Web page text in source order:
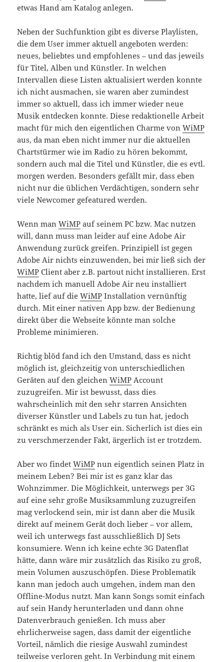
etwas Hand am Katalog anlegen.
Neben der Suchfunktion gibt es diverse Playlisten,
die dem User immer aktuell angeboten werden:
neues, beliebtes und empfohlenes – und das jeweils
für Titel, Alben und Künstler. In welchen
Intervallen diese Listen aktualisiert werden konnte
ich nicht ausmachen, sie waren aber zumindest
immer so aktuell, dass ich immer wieder neue
Musik entdecken konnte. Diese redaktionelle Arbeit
macht für mich den eigentlichen Charme vonWiMP
aus, da man eben nicht immer nur die aktuellen
Chartstürmer wie im Radio zu hören bekommt,
sondern auch mal die Titel und Künstler, die es evtl.
morgen werden. Besonders gefällt mir, dass eben
nicht nur die üblichen Verdächtigen, sondern sehr
viele Newcomer gefeatured werden.
Wenn manWiMP auf seinem PC bzw. Mac nutzen
will, dann muss man leider auf eine Adobe Air
Anwendung zurück greifen. Prinzipiell ist gegen
Adobe Air nichts einzuwenden, bei mir ließ sich der
WiMP Client aber z.B. partout nicht installieren. Erst
nachdem ich manuell Adobe Air neu installiert
hatte, lief auf dieWiMP Installation vernünftig
durch. Mit einer nativen App bzw. der Bedienung
direkt über die Webseite könnte man solche
Probleme minimieren.
Richtig blöd fand ich den Umstand, dass es nicht
möglich ist, gleichzeitig von unterschiedlichen
Geräten auf den gleichenWiMP Account
zuzugreifen. Mir ist bewusst, dass dies
wahrscheinlich mit den sehr starren Ansichten
diverser Künstler und Labels zu tun hat, jedoch
schränkt es mich als User ein. Sicherlich ist dies ein
zu verschmerzender Fakt, ärgerlich ist er trotzdem.
Aber wo findetWiMP nun eigentlich seinen Platz in
meinem Leben? Bei mir ist es ganz klar das
Wohnzimmer. Die Möglichkeit, unterwegs per 3G
auf eine sehr große Musiksammlung zuzugreifen
mag verlockend sein, mir ist dann aber die Musik
direkt auf meinem Gerät doch lieber – vor allem,
weil ich unterwegs fast ausschließlich DJ Sets
konsumiere. Wenn ich keine echte 3G Datenflat
hätte, dann wäre mir zusätzlich das Risiko zu groß,
mein Volumen auszuschöpfen. Diese Problematik
kann man jedoch auch umgehen, indem man den
Offline-Modus nutzt. Man kann Songs somit einfach
auf sein Handy herunterladen und dann ohne
Datenverbrauch genießen. Ich muss aber
ehrlicherweise sagen, dass damit der eigentliche
Vorteil, nämlich die riesige Auswahl zumindest
teilweise verloren geht. In Verbindung mit einem